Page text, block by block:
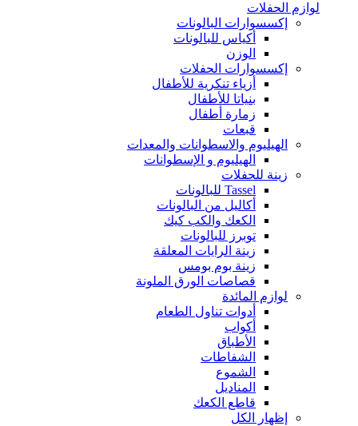
لوازم الحفلات
إكسسوارات البالونات
أكياس للبالونات
الوزن
إكسسوارات الحفلات
أزياء تنكرية للأطفال
بنياتا للأطفال
زمارة أطفال
قبعات
الهيليوم والاسطوانات والمعدات
الهيليوم و الإسطوانات
زينة للحفلات
Tassel للبالونات
أكاليل من البالونات
الكعك والكب كيك
توبرز للبالونات
زينة الرايات المعلقة
زينة بوم بومس
قصاصات الورق الملونة
لوازم المائدة
أدوات تناول الطعام
أكواب
الأطباق
الشفاطات
الشموع
المناديل
قاطع الكعك
إظهار الكل